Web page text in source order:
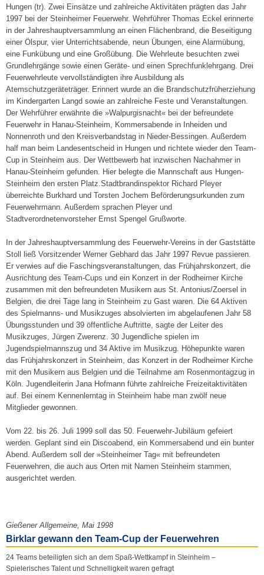
Hungen (tr). Zwei Einsätze und zahlreiche Aktivitäten prägten das Jahr
1997 bei der Steinheimer Feuerwehr. Wehrführer Thomas Eckel erinnerte
in der Jahreshauptversammlung an einen Flächenbrand, die Beseitigung
einer Ölspur, vier Unterrichtsabende, neun Übungen, eine Alarmübung,
eine Funkübung und eine Großübung. Die Wehrleute besuchten zwei
Grundlehrgänge sowie einen Geräte- und einen Sprechfunklehrgang. Drei
Feuerwehrleute vervollständigten ihre Ausbildung als
Atemschutzgeräteträger. Erinnert wurde an die Brandschutzfrüherziehung
im Kindergarten Langd sowie an zahlreiche Feste und Veranstaltungen.
Der Wehrführer erwähnte die »Walpurgisnacht« bei der befreundete
Feuerwehr in Hanau-Steinheim, Kommersabende in Inheiden und
Nonnenroth und den Kreisverbandstag in Nieder-Bessingen. Außerdem
half man beim Landesentscheid in Hungen und richtete wieder den Team-
Cup in Steinheim aus. Der Wettbewerb hat inzwischen Nachahmer in
Hanau-Steinheim gefunden. Hier belegte die Mannschaft aus Hungen-
Steinheim den ersten Platz.Stadtbrandinspektor Richard Pleyer
überreichte Burkhard und Torsten Jochem Beförderungsurkunden zum
Feuerwehrmann. Außerdem sprachen Pleyer und
Stadtverordnetenvorsteher Ernst Spengel Grußworte.
In der Jahreshauptversammlung des Feuerwehr-Vereins in der Gaststätte
Stoll ließ Vorsitzender Werner Gebhard das Jahr 1997 Revue passieren.
Er verwies auf die Faschingsveranstaltungen, das Frühjahrskonzert, die
Ausrichtung des Team-Cups und ein Konzert in der Rodheimer Kirche
zusammen mit den befreundeten Musikern aus St. Antonius/Zoersel in
Belgien, die drei Tage lang in Steinheim zu Gast waren. Die 64 Aktiven
des Spielmanns- und Musikzuges absolvierten im abgelaufenen Jahr 58
Übungsstunden und 39 öffentliche Auftritte, sagte der Leiter des
Musikzuges, Jürgen Zwerenz. 30 Jugendliche spielen im
Jugendspielmannszug und 34 Aktive im Musikzug. Höhepunkte waren
das Frühjahrskonzert in Steinheim, das Konzert in der Rodheimer Kirche
mit den Musikern aus Belgien und die Teilnahme am Rosenmontagzug in
Köln. Jugendleiterin Jana Hofmann führte zahlreiche Freizeitaktivitäten
auf. Bei einem Kennenlerntag in Steinheim habe man zwölf neue
Mitglieder gewonnen.
Vom 22. bis 26. Juli 1999 soll das 50. Feuerwehr-Jubiläum gefeiert
werden. Geplant sind ein Discoabend, ein Kommersabend und ein bunter
Abend. Außerdem soll der »Steinheimer Tag« mit befreundeten
Feuerwehren, die auch aus Orten mit Namen Steinheim stammen,
ausgerichtet werden.
Gießener Allgemeine, Mai 1998
Birklar gewann den Team-Cup der Feuerwehren
24 Teams beteiligten sich an dem Spaß-Wettkampf in Steinheim –
Spielerisches Talent und Schnelligkeit waren gefragt